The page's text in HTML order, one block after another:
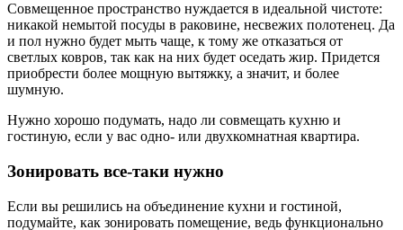
Совмещенное пространство нуждается в идеальной чистоте:
никакой немытой посуды в раковине, несвежих полотенец. Да
и пол нужно будет мыть чаще, к тому же отказаться от
светлых ковров, так как на них будет оседать жир. Придется
приобрести более мощную вытяжку, а значит, и более
шумную.
Нужно хорошо подумать, надо ли совмещать кухню и
гостиную, если у вас одно- или двухкомнатная квартира.
Зонировать все-таки нужно
Если вы решились на объединение кухни и гостиной,
подумайте, как зонировать помещение, ведь функционально